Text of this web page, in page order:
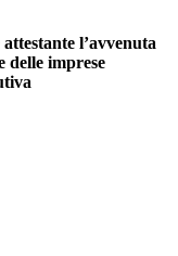
l’avvenuta
delle imprese